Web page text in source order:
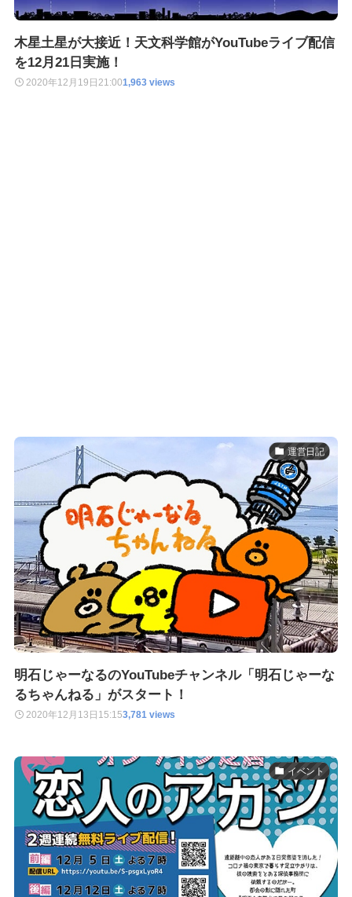
木星土星が大接近！天文科学館がYouTubeライブ配信
を12月21日実施！
2020年12月19日 21:001,963 views
運営日記
明石じゃーなるのYouTubeチャンネル「明石じゃーな
るちゃんねる」がスタート！
2020年12月13日 15:153,781 views
イベント